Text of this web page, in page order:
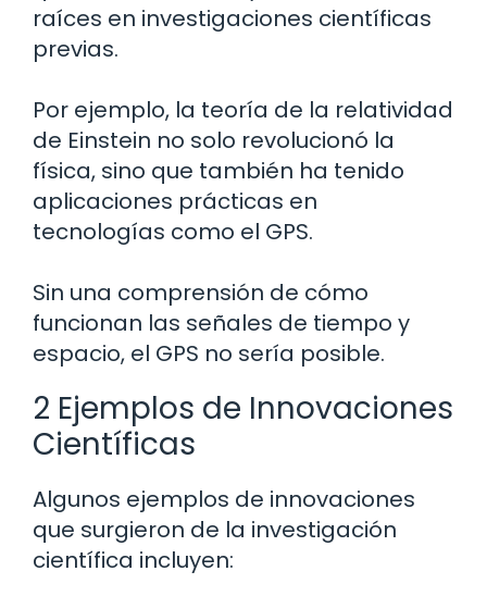
raíces en investigaciones científicas
previas.
Por ejemplo, la teoría de la relatividad
de Einstein no solo revolucionó la
física, sino que también ha tenido
aplicaciones prácticas en
tecnologías como el GPS.
Sin una comprensión de cómo
funcionan las señales de tiempo y
espacio, el GPS no sería posible.
2 Ejemplos de Innovaciones
Científicas
Algunos ejemplos de innovaciones
que surgieron de la investigación
científica incluyen: